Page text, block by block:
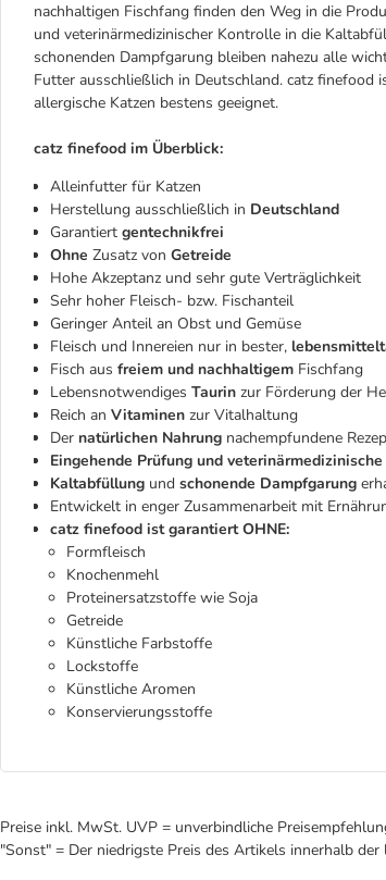
nachhaltigen Fischfang finden den Weg in die
und veterinärmedizinischer Kontrolle in die
schonenden Dampfgarung bleiben nahezu alle
Futter ausschließlich in Deutschland. catz
allergische Katzen bestens geeignet.
catz finefood im Überblick:
Alleinfutter für Katzen
Herstellung ausschließlich in Deutschland
Garantiert gentechnikfrei
Ohne Zusatz von Getreide
Hohe Akzeptanz und sehr gute Verträglichkeit
Sehr hoher Fleisch- bzw. Fischanteil
Geringer Anteil an Obst und Gemüse
Fleisch und Innereien nur in bester,
Fisch aus freiem und nachhaltigem Fischfang
Lebensnotwendiges Taurin zur Förderung der
Reich an Vitaminen zur Vitalhaltung
Der natürlichen Nahrung nachempfundene
Eingehende Prüfung und
Kaltabfüllung und schonende Dampfgarung
Entwickelt in enger Zusammenarbeit mit
catz finefood ist garantiert OHNE:
Formfleisch
Knochenmehl
Proteinersatzstoffe wie Soja
Getreide
Künstliche Farbstoffe
Lockstoffe
Künstliche Aromen
Konservierungsstoffe
Preise inkl. MwSt. UVP = unverbindliche
"Sonst" = Der niedrigste Preis des Artikels innerhalb der